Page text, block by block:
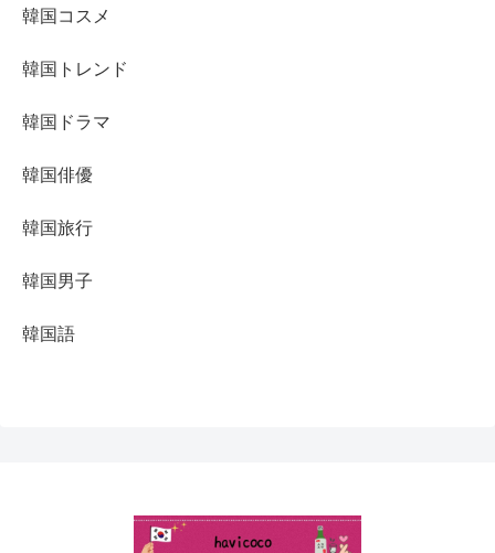
韓国コスメ
韓国トレンド
韓国ドラマ
韓国俳優
韓国旅行
韓国男子
韓国語